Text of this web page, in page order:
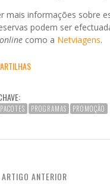
mais informações sobre
podem ser
online como a Netviagens.
PACOTES PROGRAMAS PROMOÇÃO
ARTIGO ANTERIOR